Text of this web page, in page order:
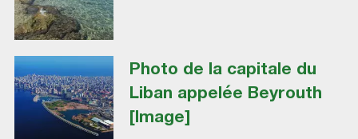
Photo de la capitale du
Liban appelée Beyrouth
[Image]